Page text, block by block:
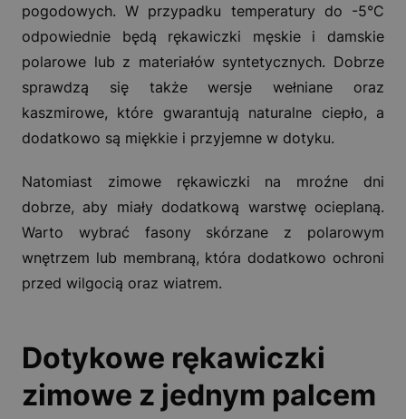
pogodowych. W przypadku temperatury do -5°C
odpowiednie będą rękawiczki męskie i damskie
polarowe lub z materiałów syntetycznych. Dobrze
sprawdzą się także wersje wełniane oraz
kaszmirowe, które gwarantują naturalne ciepło, a
dodatkowo są miękkie i przyjemne w dotyku.
Natomiast zimowe rękawiczki na mroźne dni
dobrze, aby miały dodatkową warstwę ocieplaną.
Warto wybrać fasony skórzane z polarowym
wnętrzem lub membraną, która dodatkowo ochroni
przed wilgocią oraz wiatrem.
Dotykowe rękawiczki
zimowe z jednym palcem